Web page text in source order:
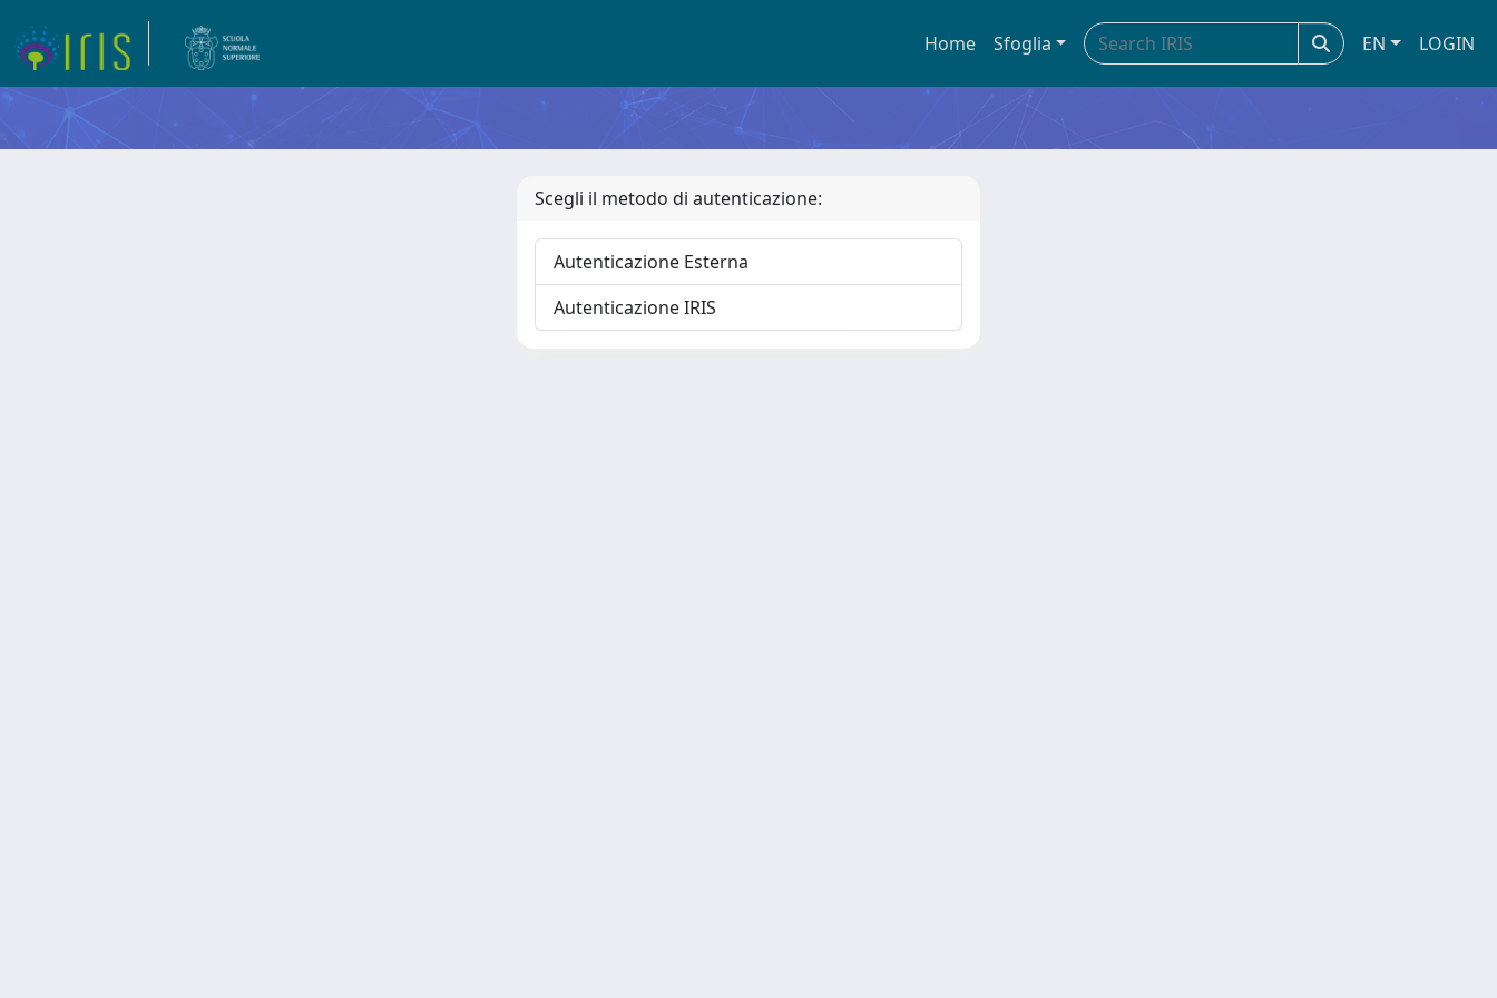
Home Sfoglia EN LOGIN
Scegli il metodo di autenticazione:
Autenticazione Esterna
Autenticazione IRIS